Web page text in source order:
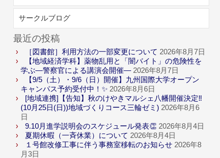
サークルブログ
最近の投稿
［図書館］利用方法の一部変更について 2026年8月7日
【地域経済学科】薬物乱用と「闇バイト」の危険性を
学ぶ―警察官による講演会開催― 2026年8月7日
【9/5（土）・9/6（日）開催】九州国際大学オープン
キャンパス予約受付中！✨ 2026年8月6日
[地域連携]【告知】秋のけやきマルシェ八幡開催決定‼
(10月25日(日))地域づくりコース三輪ゼミ) 2026年8月6
日
9.10月進学説明会のスケジュール発表👏 2026年8月4日
夏期休暇（一斉休業）について 2026年8月4日
１号館改修工事に伴う事務室移転のお知らせ 2026年8
月3日